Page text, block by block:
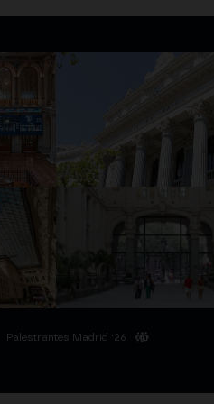
Palestrantes Madrid '26